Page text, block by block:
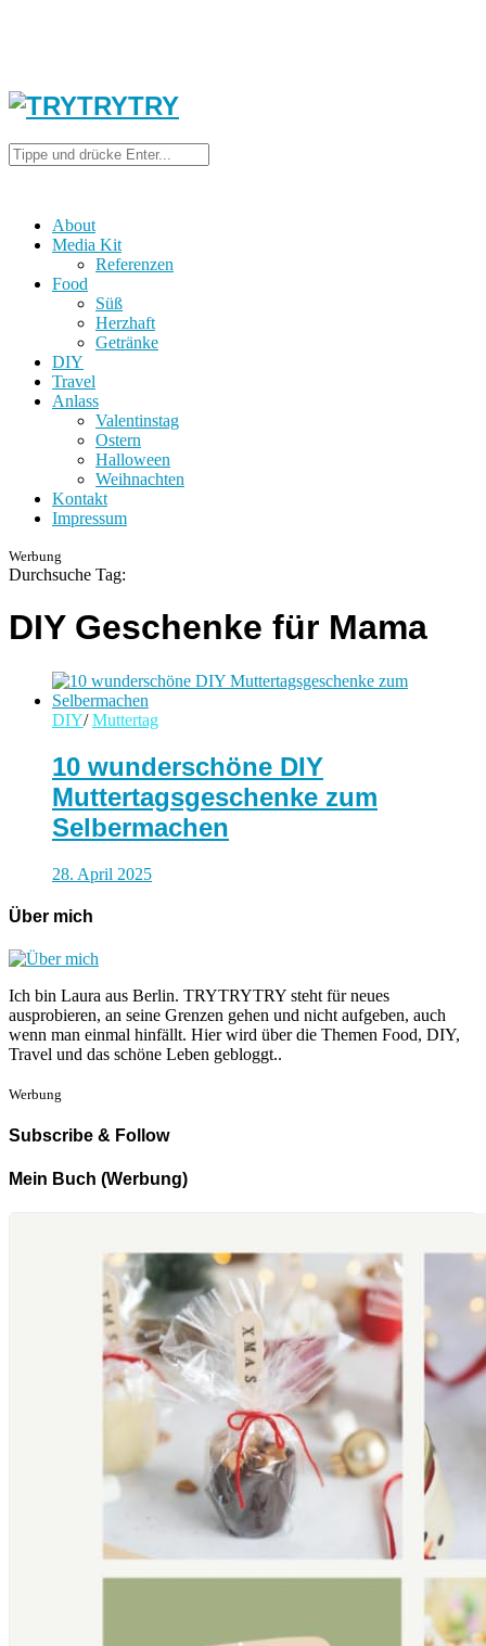
About
Media Kit
Referenzen
Food
Süß
Herzhaft
Getränke
DIY
Travel
Anlass
Valentinstag
Ostern
Halloween
Weihnachten
Kontakt
Impressum
Werbung
Durchsuche Tag:
DIY Geschenke für Mama
DIY/ Muttertag
10 wunderschöne DIY
Muttertagsgeschenke zum
Selbermachen
28. April 2025
Über mich
Ich bin Laura aus Berlin. TRYTRYTRY steht für neues
ausprobieren, an seine Grenzen gehen und nicht aufgeben, auch
wenn man einmal hinfällt. Hier wird über die Themen Food, DIY,
Travel und das schöne Leben gebloggt..
Werbung
Subscribe & Follow
Mein Buch (Werbung)